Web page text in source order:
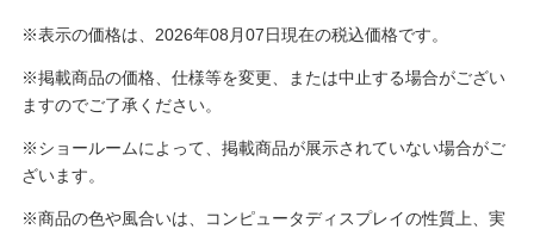
※表示の価格は、2026年08月07日現在の税込価格です。
※掲載商品の価格、仕様等を変更、または中止する場合がござい
ますのでご了承ください。
※ショールームによって、掲載商品が展示されていない場合がご
ざいます。
※商品の色や風合いは、コンピュータディスプレイの性質上、実